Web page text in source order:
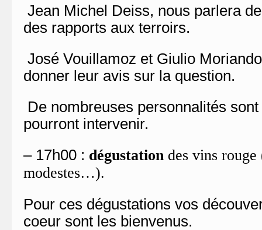
Jean Michel Deiss, nous parlera
des rapports aux terroirs.
José Vouillamoz et Giulio
donner leur avis sur la question.
De nombreuses personnalités
pourront intervenir.
– 17h00 : dégustation des vins
modestes…).
Pour ces dégustations vos
coeur sont les bienvenus.